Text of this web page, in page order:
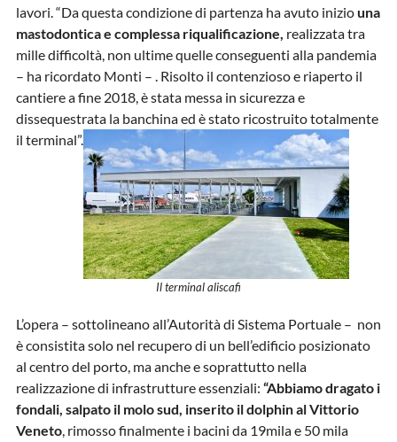
lavori. “Da questa condizione di partenza ha avuto iniziouna
mastodontica e complessa riqualificazione, realizzata tra
mille difficoltà, non ultime quelle conseguenti alla pandemia
– ha ricordato Monti – . Risolto il contenzioso e riaperto il
cantiere a fine 2018, è stata messa in sicurezza e
dissequestrata la banchina ed è stato ricostruito totalmente
il terminal”.
Il terminal aliscafi
L’opera – sottolineano all’Autorità di Sistema Portuale – non
è consistita solo nel recupero di un bell’edificio posizionato
al centro del porto, ma anche e soprattutto nella
realizzazione di infrastrutture essenziali: “Abbiamo dragato i
fondali, salpato il molo sud, inserito il dolphin al Vittorio
Veneto, rimosso finalmente i bacini da 19mila e 50 mila